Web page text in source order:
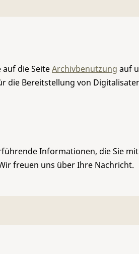
die SeiteArchivbenutzung auf
Bereitstellung von
Informationen, die Sie
freuen uns über Ihre Nachricht.